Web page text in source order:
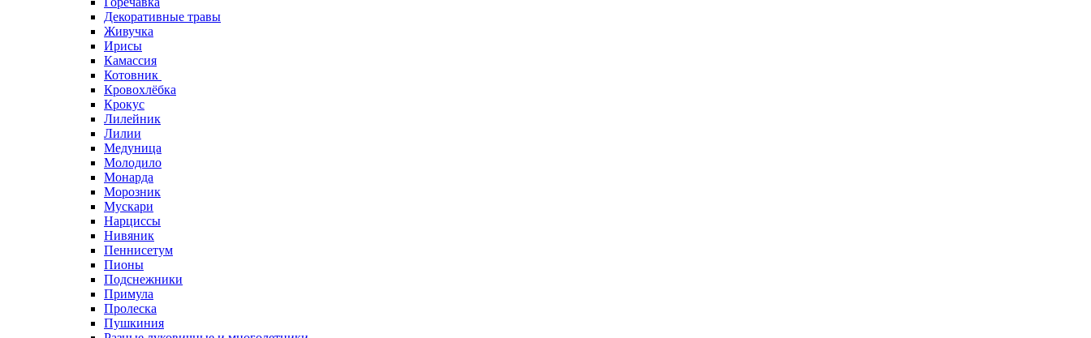
Декоративные травы
Живучка
Ирисы
Камассия
Котовник
Кровохлёбка
Крокус
Лилейник
Лилии
Медуница
Молодило
Монарда
Морозник
Мускари
Нарциссы
Нивяник
Пеннисетум
Пионы
Подснежники
Примула
Пролеска
Пушкиния